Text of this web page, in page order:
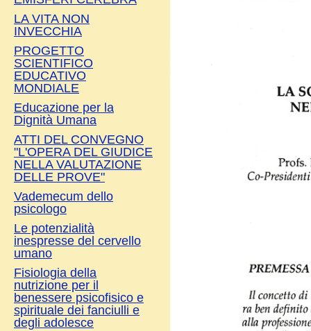
LA VITA NON
INVECCHIA
PROGETTO
SCIENTIFICO
EDUCATIVO
MONDIALE
Educazione per la
Dignità Umana
ATTI DEL CONVEGNO
"L'OPERA DEL GIUDICE
NELLA VALUTAZIONE
DELLE PROVE"
Vademecum dello
psicologo
Le potenzialità
inespresse del cervello
umano
Fisiologia della
nutrizione per il
benessere psicofisico e
spirituale dei fanciulli e
degli adolesce